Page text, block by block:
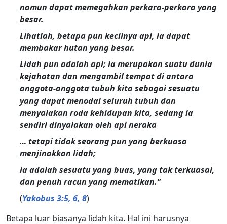
namun dapat memegahkan perkara-perkara yang
besar.
Lihatlah, betapa pun kecilnya api, ia dapat
membakar hutan yang besar.
Lidah pun adalah api; ia merupakan suatu dunia
kejahatan dan mengambil tempat di antara
anggota-anggota tubuh kita sebagai sesuatu
yang dapat menodai seluruh tubuh dan
menyalakan roda kehidupan kita, sedang ia
sendiri dinyalakan oleh api neraka
… tetapi tidak seorang pun yang berkuasa
menjinakkan lidah;
ia adalah sesuatu yang buas, yang tak terkuasai,
dan penuh racun yang mematikan.”
(Yakobus 3:5, 6, 8)
Betapa luar biasanya lidah kita. Hal ini harusnya